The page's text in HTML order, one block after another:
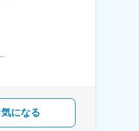
気になる